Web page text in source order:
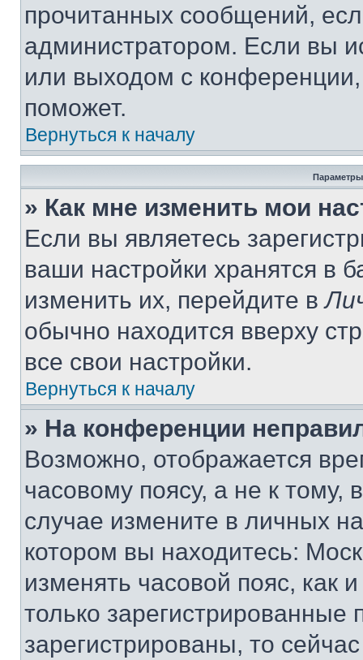
прочитанных сообщений,
администратором. Если вы
или выходом с
поможет.
Вернуться к началу
Параметры
» Как мне изменить мои
Если вы являетесь
ваши настройки хранятся в
изменить их, перейдите в
обычно находится вверху
все свои настройки.
Вернуться к началу
» На конференции
Возможно, отображается
часовому поясу, а не к тому,
случае измените в личных
котором вы находитесь:
изменять часовой пояс, как
только
зарегистрированы, то